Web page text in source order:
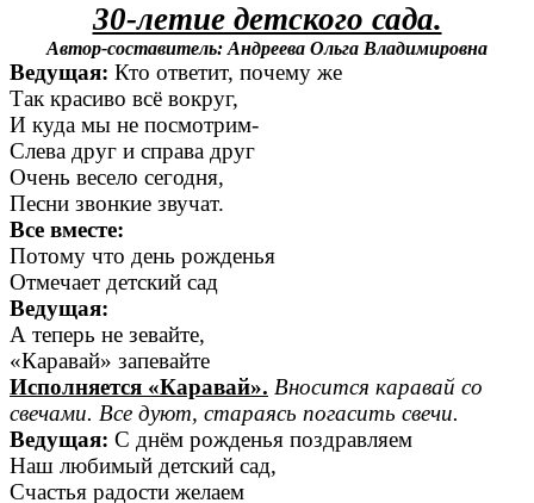
30-летие детского сада.
Автор-составитель: Андреева Ольга Владимировна
Ведущая: Кто ответит, почему же
Так красиво всё вокруг,
И куда мы не посмотрим-
Слева друг и справа друг
Очень весело сегодня,
Песни звонкие звучат.
Все вместе:
Потому что день рожденья
Отмечает детский сад
Ведущая:
А теперь не зевайте,
«Каравай» запевайте
Исполняется «Каравай». Вносится каравай со
свечами. Все дуют, стараясь погасить свечи.
Ведущая: С днём рожденья поздравляем
Наш любимый детский сад,
Счастья радости желаем